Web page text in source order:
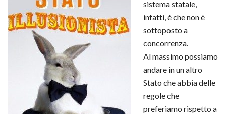
sistema statale,
infatti, è che non è
sottoposto a
concorrenza.
Al massimo possiamo
andare in un altro
Stato che abbia delle
regole che
preferiamo rispetto a